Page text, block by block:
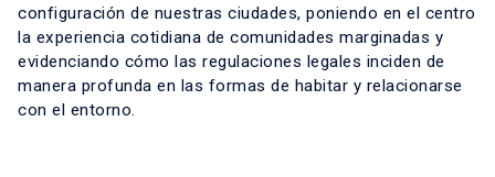
configuración de nuestras ciudades, poniendo en el centro
la experiencia cotidiana de comunidades marginadas y
evidenciando cómo las regulaciones legales inciden de
manera profunda en las formas de habitar y relacionarse
con el entorno.